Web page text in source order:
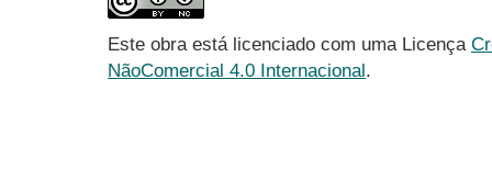
Este obra está licenciado com uma Licença
NãoComercial 4.0 Internacional.